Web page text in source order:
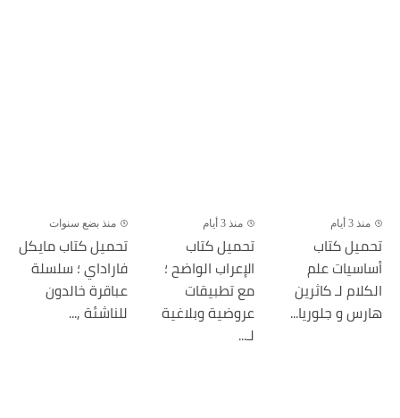
منذ 3 أيام
تحميل كتاب
أساسيات علم
الكلام لـ كاثرين
هارس و جلوريا...
منذ 3 أيام
تحميل كتاب
الإعراب الواضح ؛
مع تطبيقات
عروضية وبلاغية
لـ...
منذ بضع سنوات
تحميل كتاب مايكل
فاراداي ؛ سلسلة
عباقرة خالدون
للناشئة ,...